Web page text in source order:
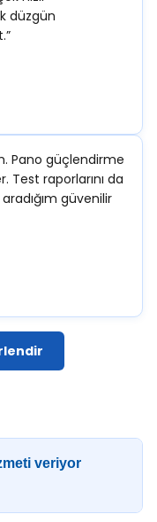
düzgün
Pano güçlendirme
Test raporlarını da
güvenilir
veriyor